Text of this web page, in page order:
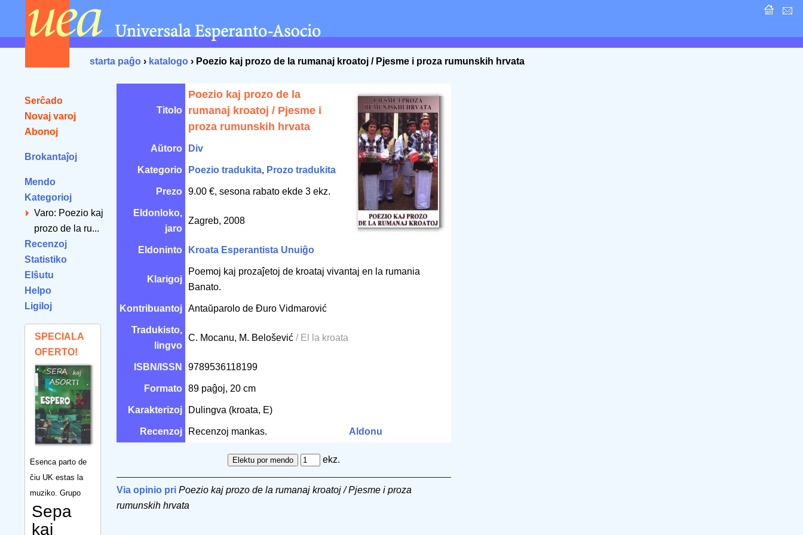
starta paĝo › katalogo › Poezio kaj prozo de la rumanaj kroatoj / Pjesme i proza rumunskih hrvata
Serĉado
Novaj varoj
Abonoj
Brokantaĵoj
Mendo
Kategorioj
Varo: Poezio kaj
prozo de la ru...
Recenzoj
Statistiko
Elŝutu
Helpo
Ligiloj
SPECIALA
OFERTO!
Esenca parto de
ĉiu UK estas la
muziko. Grupo
Sepa
kaj
Titolo
Poezio kaj prozo de la
rumanaj kroatoj / Pjesme i
proza rumunskih hrvata
Aŭtoro Div
Kategorio Poezio tradukita, Prozo tradukita
Prezo 9.00 €, sesona rabato ekde 3 ekz.
Eldonloko,
jaro
Zagreb, 2008
Eldoninto Kroata Esperantista Unuiĝo
Klarigoj
Poemoj kaj prozaĵetoj de kroataj vivantaj en la rumania
Banato.
Kontribuantoj Antaŭparolo de Đuro Vidmarović
Tradukisto,
lingvo
C. Mocanu, M. Belošević / El la kroata
ISBN/ISSN 9789536118199
Formato 89 paĝoj, 20 cm
Karakterizoj Dulingva (kroata, E)
Recenzoj Recenzoj mankas. Aldonu
ekz.
Via opinio pri Poezio kaj prozo de la rumanaj kroatoj / Pjesme i proza
rumunskih hrvata